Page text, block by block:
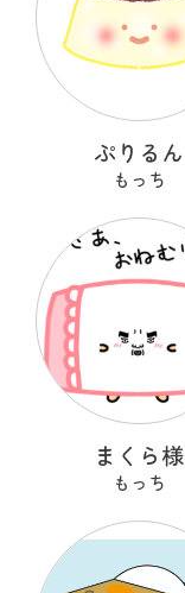
ぷりるん
もっち
まくら様
もっち